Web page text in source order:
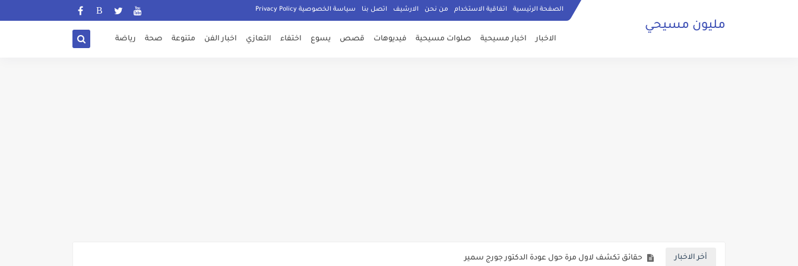
الصفحة الرئيسية اتفاقية الاستخدام من نحن الارشيف اتصل بنا سياسة الخصوصية Privacy Policy
مليون مسيحي
الاخبار اخبار مسيحية صلوات مسيحية فيديوهات قصص يسوع اختفاء التعازي اخبار الفن متنوعة صحة رياضة
أخر الاخبار صلاة مسيحية رائعة من اجل السلام الامان في العالم اجمع